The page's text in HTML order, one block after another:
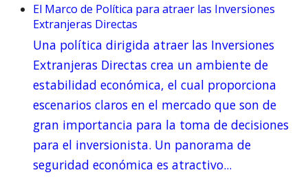
El Marco de Política para atraer las Inversiones
Extranjeras Directas
Una política dirigida atraer las Inversiones
Extranjeras Directas crea un ambiente de
estabilidad económica, el cual proporciona
escenarios claros en el mercado que son de
gran importancia para la toma de decisiones
para el inversionista. Un panorama de
seguridad económica es atractivo...